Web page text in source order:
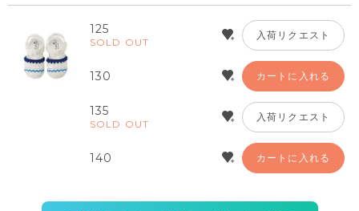
125
SOLD OUT
入荷リクエスト
130 カートに入れる
135
SOLD OUT
入荷リクエスト
140 カートに入れる